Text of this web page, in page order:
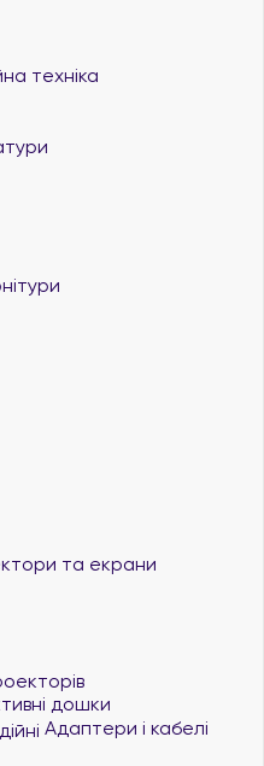
техніка
та екрани
дошки
Адаптери і кабелі